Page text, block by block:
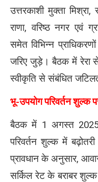
उत्तरकाशी मुक्ता
राणा, वरिष्ठ नगर एवं
समेत विभिन्न
जरिए जुड़े। बैठक में रेरा
स्वीकृति से संबंधित
भू-उपयोग परिवर्तन शुल्क
बैठक में 1 अगस्त
परिवर्तन शुल्क में
प्रावधान के अनुसार,
सर्किल रेट के बराबर शुल्क